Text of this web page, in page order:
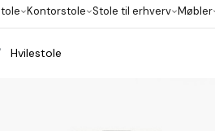
Stole Kontorstole Stole til erhverv Møbler
Hvilestole